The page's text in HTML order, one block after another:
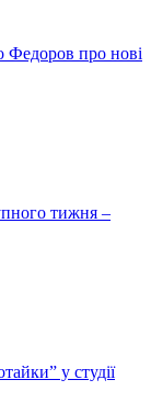
Федоров про нові
тижня –
у студії